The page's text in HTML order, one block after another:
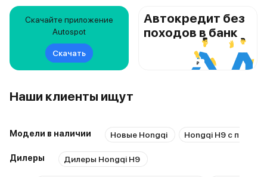
Скачайте приложение
Autospot
Скачать
Автокредит без
походов в банк
Наши клиенты ищут
Модели в наличии Новые Hongqi Hongqi H9 с
Дилеры Дилеры Hongqi H9